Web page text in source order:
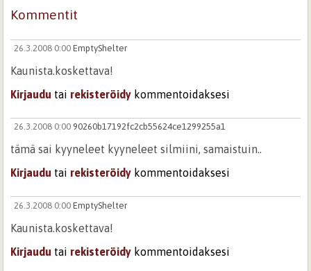
Kommentit
26.3.2008 0:00 EmptyShelter
Kaunista.koskettava!
Kirjaudu tai rekisteröidy kommentoidaksesi
26.3.2008 0:00 90260b17192fc2cb55624ce1299255a1
tämä sai kyyneleet kyyneleet silmiini, samaistuin..
Kirjaudu tai rekisteröidy kommentoidaksesi
26.3.2008 0:00 EmptyShelter
Kaunista.koskettava!
Kirjaudu tai rekisteröidy kommentoidaksesi